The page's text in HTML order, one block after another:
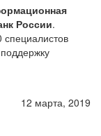
России.
12 марта, 2019